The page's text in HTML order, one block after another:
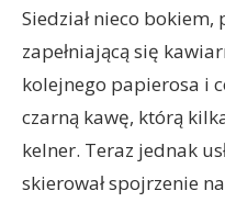
Siedział nieco
zapełniającą się
kolejnego papierosa i
czarną kawę, którą
kelner. Teraz jednak
skierował spojrzenie